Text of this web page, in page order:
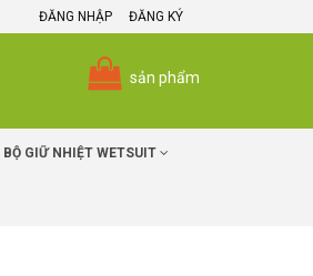
ĐĂNG NHẬP ĐĂNG KÝ
sản phẩm
BỘ GIỮ NHIỆT WETSUIT